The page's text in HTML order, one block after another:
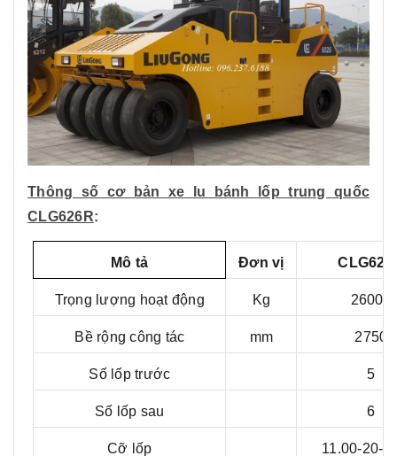
Thông số cơ bản xe lu bánh lốp trung quốc
CLG626R:
Mô tả Đơn vị
Trọng lượng hoạt động Kg 26000
Bề rộng công tác mm 2750
Số lốp trước 5
Số lốp sau 6
Cỡ lốp 11.00-20-